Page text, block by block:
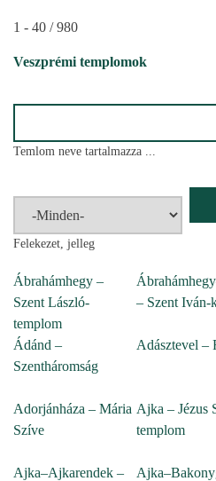
1 - 40 / 980
Veszprémi templomok
Temlom neve tartalmazza ...
Felekezet, jelleg
Ábrahámhegy –
Szent László-
templom
– Szent Iván-
Ádánd –
Szentháromság
Adásztevel –
Adorjánháza – Mária
Szíve
Ajka – Jézus
templom
Ajka–Ajkarendek –